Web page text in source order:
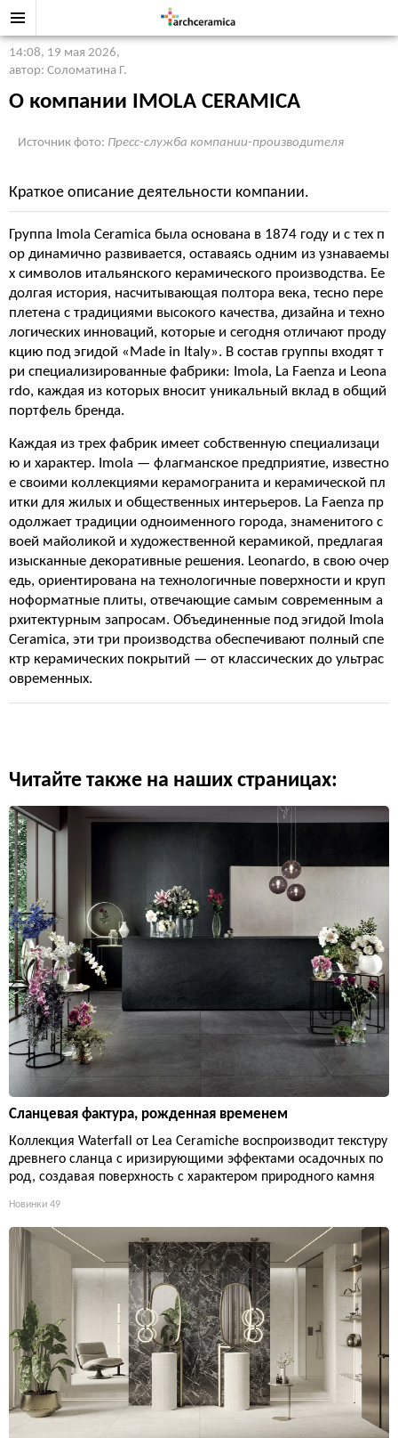
14:08, 19 мая 2026,
автор: Соломатина Г.
О компании IMOLA CERAMICA
Источник фото: Пресс-служба компании-производителя
Краткое описание деятельности компании.
Группа Imola Ceramica была основана в 1874 году и с тех п
ор динамично развивается, оставаясь одним из узнаваемы
х символов итальянского керамического производства. Ее
долгая история, насчитывающая полтора века, тесно пере
плетена с традициями высокого качества, дизайна и техно
логических инноваций, которые и сегодня отличают проду
кцию под эгидой «Made in Italy». В состав группы входят т
ри специализированные фабрики: Imola, La Faenza и Leona
rdo, каждая из которых вносит уникальный вклад в общий
портфель бренда.
Каждая из трех фабрик имеет собственную специализаци
ю и характер. Imola — флагманское предприятие, известно
е своими коллекциями керамогранита и керамической пл
итки для жилых и общественных интерьеров. La Faenza пр
одолжает традиции одноименного города, знаменитого с
воей майоликой и художественной керамикой, предлагая
изысканные декоративные решения. Leonardo, в свою очер
едь, ориентирована на технологичные поверхности и круп
ноформатные плиты, отвечающие самым современным а
рхитектурным запросам. Объединенные под эгидой Imola
Ceramica, эти три производства обеспечивают полный спе
ктр керамических покрытий — от классических до ультрас
овременных.
Читайте также на наших страницах:
Сланцевая фактура, рожденная временем
Коллекция Waterfall от Lea Ceramiche воспроизводит текстуру
древнего сланца с иризирующими эффектами осадочных по
род, создавая поверхность с характером природного камня
Новинки 49